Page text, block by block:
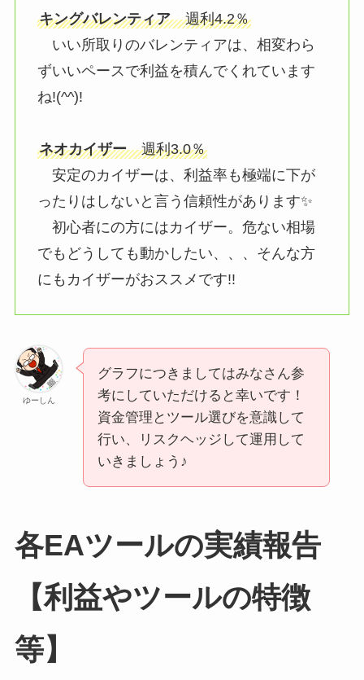
キングバレンティア週利4.2％
いい所取りのバレンティアは、相変わら
ずいいペースで利益を積んでくれています
ね!(^^)!
ネオカイザー週利3.0％
安定のカイザーは、利益率も極端に下が
ったりはしないと言う信頼性があります✨
初心者にの方にはカイザー。危ない相場
でもどうしても動かしたい、、、そんな方
にもカイザーがおススメです!!
ゆーしん
グラフにつきましてはみなさん参
考にしていただけると幸いです！
資金管理とツール選びを意識して
行い、リスクヘッジして運用して
いきましょう♪
各EAツールの実績報告
【利益やツールの特徴
等】